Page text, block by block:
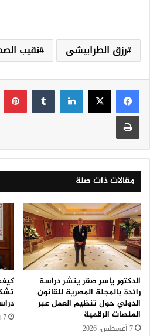
رزق الطرابيشى نقيب
لينكدإن
مقالات ذات صلة
الدكتور ياسر صقر ينشر دراسة
رائدة بالمجلة المصرية للقانون
الدولي حول تنظيم العمل عبر
المنصات الرقمية
7 أغسطس، 2026
كيف
7 أغسطس، 2026